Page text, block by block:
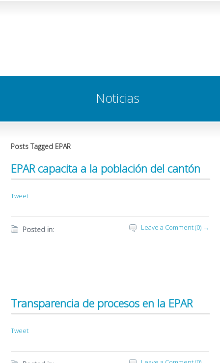
Noticias
Posts Tagged EPAR
EPAR capacita a la población del cantón
Tweet
Posted in: Leave a Comment (0) →
Transparencia de procesos en la EPAR
Tweet